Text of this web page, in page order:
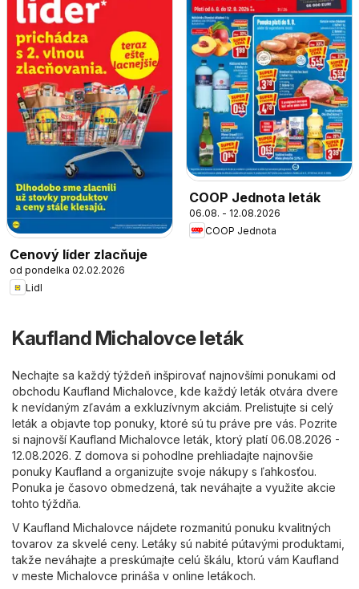
Cenový líder zlacňuje
od pondelka 02.02.2026
Lidl
COOP Jednota leták
06.08. - 12.08.2026
COOP Jednota
Kaufland Michalovce leták
Nechajte sa každý týždeň inšpirovať najnovšími ponukami od
obchodu Kaufland Michalovce, kde každý leták otvára dvere
k nevídaným zľavám a exkluzívnym akciám. Prelistujte si celý
leták a objavte top ponuky, ktoré sú tu práve pre vás. Pozrite
si najnovší Kaufland Michalovce leták, ktorý platí 06.08.2026 -
12.08.2026. Z domova si pohodlne prehliadajte najnovšie
ponuky Kaufland a organizujte svoje nákupy s ľahkosťou.
Ponuka je časovo obmedzená, tak neváhajte a využite akcie
tohto týždňa.
V Kaufland Michalovce nájdete rozmanitú ponuku kvalitných
tovarov za skvelé ceny. Letáky sú nabité pútavými produktami,
takže neváhajte a preskúmajte celú škálu, ktorú vám Kaufland
v meste Michalovce prináša v online letákoch.